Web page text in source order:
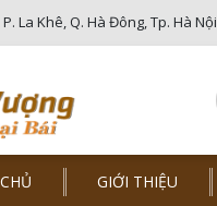
La Khê, Q. Hà Đông, Tp. Hà Nội
GIỚI THIỆU